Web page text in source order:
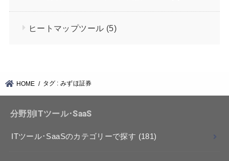
ヒートマップツール (5)
HOME タグ : みずほ証券
分野別ITツール･SaaS
ITツール･SaaSのカテゴリーで探す (181)